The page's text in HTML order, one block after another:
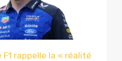
rappelle la « réalité